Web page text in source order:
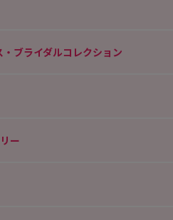
ブライダルコレクション
ー